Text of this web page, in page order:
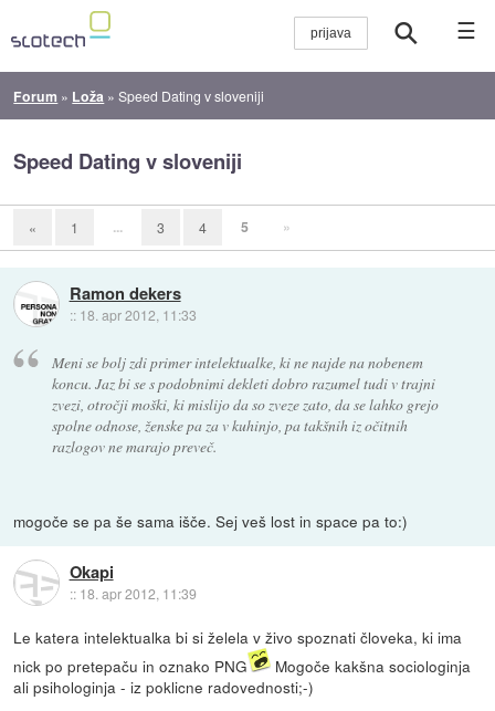
☰
Forum » Loža »Speed Dating v sloveniji
Speed Dating v sloveniji
« 1 ... 3 4 5 »
Ramon dekers
:: 18. apr 2012, 11:33
Meni se bolj zdi primer intelektualke, ki ne najde na nobenem
koncu. Jaz bi se s podobnimi dekleti dobro razumel tudi v trajni
zvezi, otročji moški, ki mislijo da so zveze zato, da se lahko grejo
spolne odnose, ženske pa za v kuhinjo, pa takšnih iz očitnih
razlogov ne marajo preveč.
mogoče se pa še sama išče. Sej veš lost in space pa to:)
Okapi
:: 18. apr 2012, 11:39
Le katera intelektualka bi si želela v živo spoznati človeka, ki ima
nick po pretepaču in oznako PNG
Mogoče kakšna sociologinja
ali psihologinja - iz poklicne radovednosti;-)